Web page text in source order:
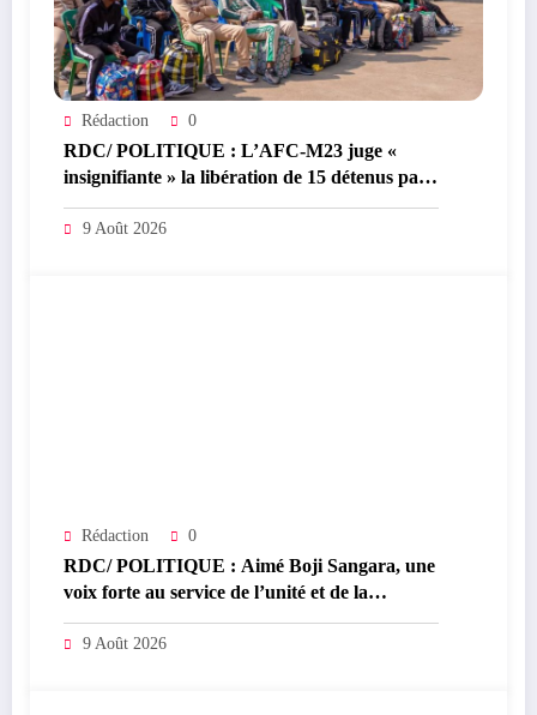
Rédaction 0
RDC/ POLITIQUE : L’AFC-M23 juge «
insignifiante » la libération de 15 détenus par
Kinshasa
9 Août 2026
Rédaction 0
RDC/ POLITIQUE : Aimé Boji Sangara, une
voix forte au service de l’unité et de la
République
9 Août 2026